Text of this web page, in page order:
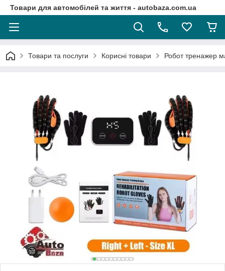
Товари для автомобілей та життя - autobaza.com.ua
Товари та послуги Корисні товари Робот тренажер